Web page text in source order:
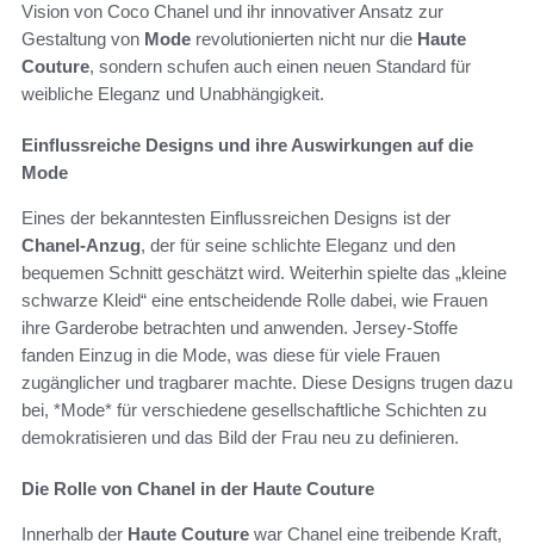
Vision von Coco Chanel und ihr innovativer Ansatz zur
Gestaltung von Mode revolutionierten nicht nur die Haute
Couture, sondern schufen auch einen neuen Standard für
weibliche Eleganz und Unabhängigkeit.
Einflussreiche Designs und ihre Auswirkungen auf die
Mode
Eines der bekanntesten Einflussreichen Designs ist der
Chanel-Anzug, der für seine schlichte Eleganz und den
bequemen Schnitt geschätzt wird. Weiterhin spielte das „kleine
schwarze Kleid“ eine entscheidende Rolle dabei, wie Frauen
ihre Garderobe betrachten und anwenden. Jersey-Stoffe
fanden Einzug in die Mode, was diese für viele Frauen
zugänglicher und tragbarer machte. Diese Designs trugen dazu
bei, *Mode* für verschiedene gesellschaftliche Schichten zu
demokratisieren und das Bild der Frau neu zu definieren.
Die Rolle von Chanel in der Haute Couture
Innerhalb der Haute Couture war Chanel eine treibende Kraft,